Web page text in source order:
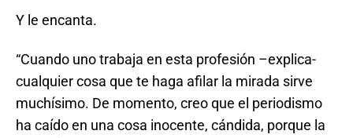
Y le encanta.
“Cuando uno trabaja en esta profesión –explica-
cualquier cosa que te haga afilar la mirada sirve
muchísimo. De momento, creo que el periodismo
ha caído en una cosa inocente, cándida, porque la